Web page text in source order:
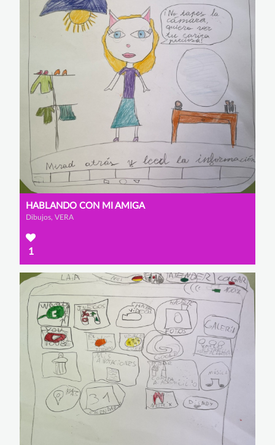
HABLANDO CON MI AMIGA
Dibujos, VERA
1